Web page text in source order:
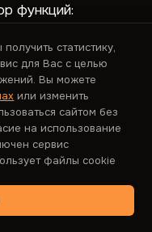
функций:
операций;
счетами;
услуг;
в отделении
статистику,
для Вас с целью
Вы можете
или изменить
сайтом без
на использование
сервис
файлы cookie